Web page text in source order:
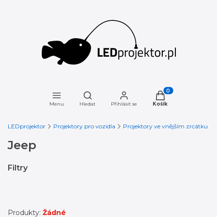
Menu
Otevřít vyhledávač
Hledat Přihlásit se
Produkty v
Košík
LEDprojektor Projektory pro vozidla Projektory ve vnějším zrcátku
Jeep
Filtry
Produkty: Žádné